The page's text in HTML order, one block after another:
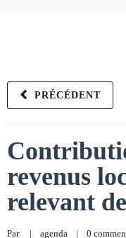
PRÉCÉDENT
revenus
relevant
Par | agenda | 0